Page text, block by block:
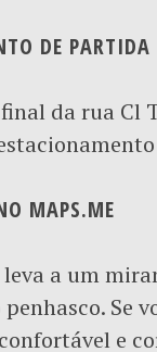
DE PARTIDA
da rua Cl
MAPS.ME
a um
Se
e